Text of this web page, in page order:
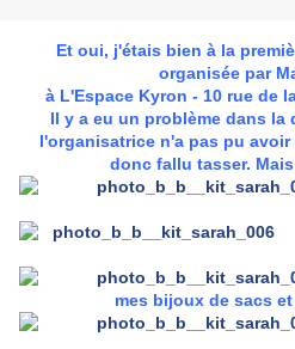
Et oui, j'étais bien à la
organisée par
à L'Espace Kyron - 10 rue de
Il y a eu un problème dans la
l'organisatrice n'a pas pu
donc fallu tasser.
mes bijoux de sacs